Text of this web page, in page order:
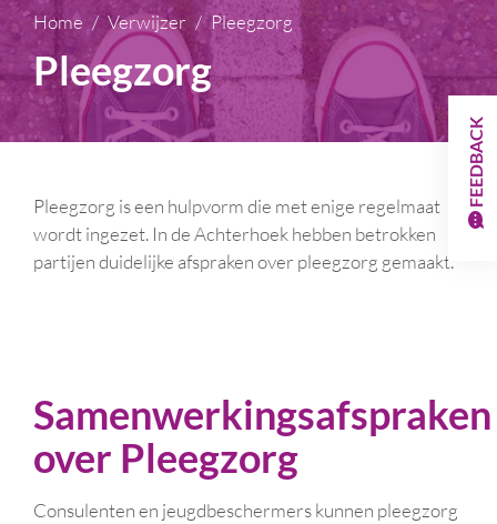
Home Verwijzer Pleegzorg
Pleegzorg
Pleegzorg is een hulpvorm die met enige regelmaat
wordt ingezet. In de Achterhoek hebben betrokken
partijen duidelijke afspraken over pleegzorg gemaakt.
Samenwerkingsafspraken
over Pleegzorg
Consulenten en jeugdbeschermers kunnen pleegzorg
FEEDBACK